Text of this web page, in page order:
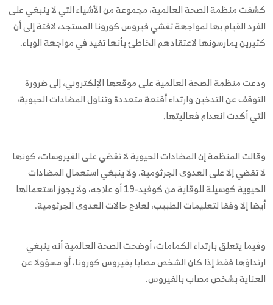
كشفت منظمة الصحة العالمية، مجموعة من الأشياء التي لا ينبغي على
الفرد القيام بها لمواجهة تفشي فيروس كورونا المستجد، لافتة إلى أن
كثيرين يمارسونها لاعتقادهم الخاطئ بأنها تفيد في مواجهة الوباء.
ودعت منظمة الصحة العالمية على موقعها الإلكتروني، إلى ضرورة
التوقف عن التدخين وارتداء أقنعة متعددة وتناول المضادات الحيوية،
التي أكدت انعدام فعاليتها.
وقالت المنظمة إن المضادات الحيوية لا تقضي على الفيروسات، كونها
لا تقضي إلا على العدوى الجرثومية. ولا ينبغي استعمال المضادات
الحيوية كوسيلة للوقاية من كوفيد-19 أو علاجه، ولا يجوز استعمالها
أيضا إلا وفقا لتعليمات الطبيب، لعلاج حالات العدوى الجرثومية.
وفيما يتعلق بارتداء الكمامات، أوضحت الصحة العالمية أنه ينبغي
ارتداؤها فقط إذا كان الشخص مصابا بفيروس كورونا، أو مسؤولا عن
العناية بشخص مصاب بالفيروس.